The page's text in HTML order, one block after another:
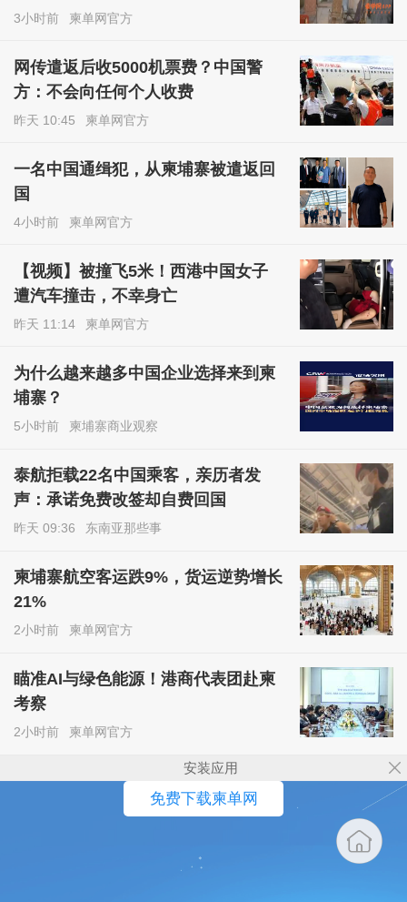
3小时前 柬单网官方
网传遣返后收5000机票费？中国警
方：不会向任何个人收费
昨天 10:45 柬单网官方
一名中国通缉犯，从柬埔寨被遣返回
国
4小时前 柬单网官方
【视频】被撞飞5米！西港中国女子
遭汽车撞击，不幸身亡
昨天 11:14 柬单网官方
为什么越来越多中国企业选择来到柬
埔寨？
5小时前 柬埔寨商业观察
泰航拒载22名中国乘客，亲历者发
声：承诺免费改签却自费回国
昨天 09:36 东南亚那些事
柬埔寨航空客运跌9%，货运逆势增长
21%
2小时前 柬单网官方
瞄准AI与绿色能源！港商代表团赴柬
考察
2小时前 柬单网官方
安装应用
免费下载柬单网